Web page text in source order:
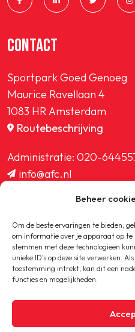
Beheer
Om de beste ervaringen te bieden,
om informatie over je apparaat op
stemmen met deze technologieën
unieke ID's op deze site verwerken.
toestemming intrekt, kan dit een
functies en mogelijkheden.
CONTACT
Sportpark Goed Genoeg
Maurice Ravellaan 4
1083 HR Amsterdam
Routebeschrijving
Administratie: 020-
info@afc.nl
Copyright © 2020-2026 AFC